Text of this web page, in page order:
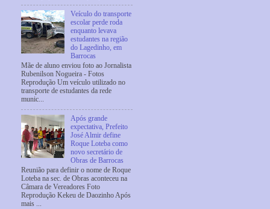
Veículo do transporte
escolar perde roda
enquanto levava
estudantes na região
do Lagedinho, em
Barrocas
Mãe de aluno enviou foto ao Jornalista
Rubenilson Nogueira - Fotos
Reprodução Um veículo utilizado no
transporte de estudantes da rede
munic...
Após grande
expectativa, Prefeito
José Almir define
Roque Loteba como
novo secretário de
Obras de Barrocas
Reunião para definir o nome de Roque
Loteba na sec. de Obras aconteceu na
Câmara de Vereadores Foto
Reprodução Kekeu de Daozinho Após
mais ...